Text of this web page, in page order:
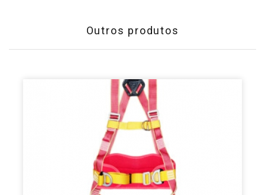
Outros produtos